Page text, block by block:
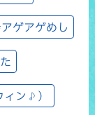
ゲアゲめし
ン♪）